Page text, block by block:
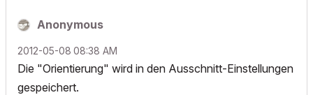
Anonymous
‎2012-05-08 08:38 AM
Die "Orientierung" wird in den Ausschnitt-Einstellungen
gespeichert.